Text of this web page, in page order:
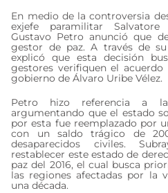
En medio de la controversia
exjefe paramilitar
Gustavo Petro anunció que
gestor de paz. A través de
explicó que esta decisión
gestores verifiquen el
gobierno de Álvaro Uribe Vélez.
Petro hizo referencia a
argumentando que el estado
por esta fue reemplazado por
con un saldo trágico de
desaparecidos civiles.
restablecer este estado de
paz del 2016, el cual busca
las regiones afectadas por la
una década.